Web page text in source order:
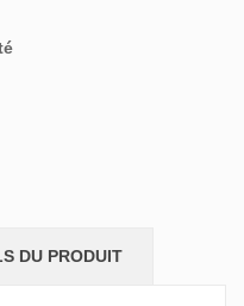
DU PRODUIT